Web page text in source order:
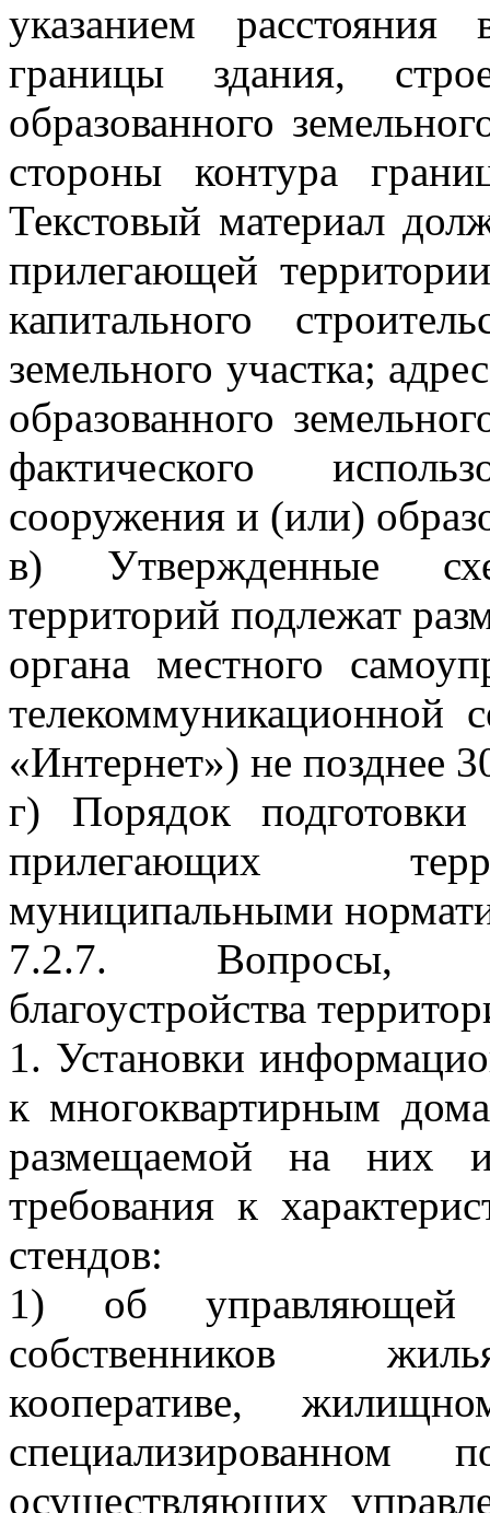
указанием
границы здания,
образованного
стороны контура
Текстовый материал
прилегающей
капитального
земельного участка;
образованного
фактического
сооружения и (или)
в) Утвержденные
территорий подлежат
органа местного
телекоммуникационной
«Интернет») не позднее
г) Порядок
прилегающих
муниципальными
7.2.7. Вопросы,
благоустройства
1. Установки
к многоквартирным
размещаемой на них
требования к
стендов:
1) об управляющей
собственников
кооперативе,
специализированном
осуществляющих